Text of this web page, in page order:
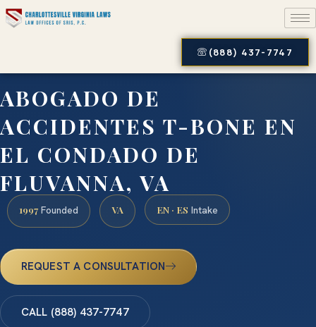
(888) 437-7747
ABOGADO DE
ACCIDENTES T-BONE EN
EL CONDADO DE
FLUVANNA, VA
1997 Founded VA EN · ES Intake
REQUEST A CONSULTATION
CALL (888) 437-7747